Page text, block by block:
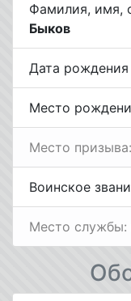
Фамилия, имя,
Быков
Дата
Место
Место
Воинское
Место службы: